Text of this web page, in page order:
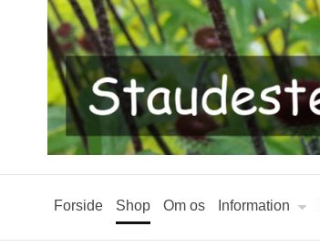
Forside Shop Om os Information